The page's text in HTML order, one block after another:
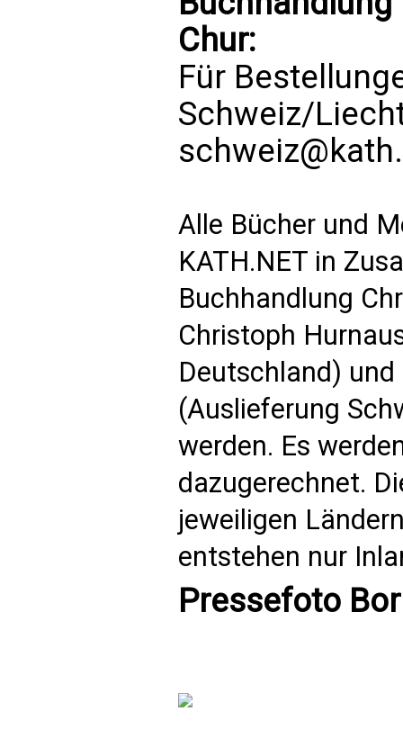
Chur:
Für
Schweiz/
Alle Bücher und
KATH.NET in
Buchhandlung
Christoph
Deutschland)
(Auslieferung
werden. Es
dazugerechnet.
jeweiligen
entstehen nur
Pressefoto